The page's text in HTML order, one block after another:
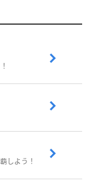
しよう！